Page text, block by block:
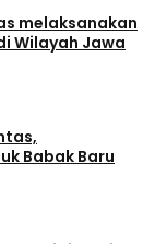
melaksanakan
Wilayah Jawa
Babak Baru